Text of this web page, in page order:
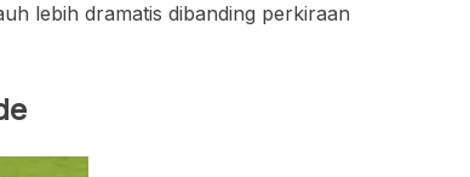
lebih dramatis dibanding perkiraan